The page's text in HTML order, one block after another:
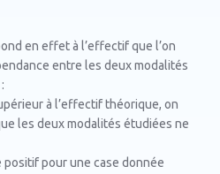
en effet à l’effectif que l’on
entre les deux modalités
à l’effectif théorique, on
les deux modalités étudiées ne
positif pour une case donnée